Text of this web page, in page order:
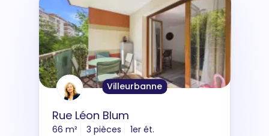
Villeurbanne
Rue Léon Blum
66 m² 3 pièces 1er ét.